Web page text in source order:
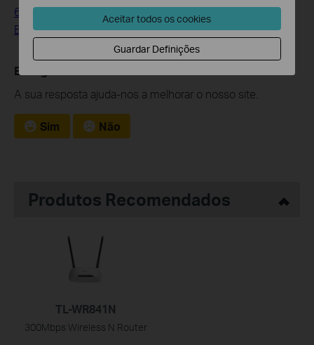
6 Tips on Where to Place Your Wireless Router for the
Best Signal/Coverage
Este guia foi útil?
A sua resposta ajuda-nos a melhorar o nosso site.
Sim Não
Produtos Recomendados
TL-WR841N
300Mbps Wireless N Router
Aceitar todos os cookies
Guardar Definições